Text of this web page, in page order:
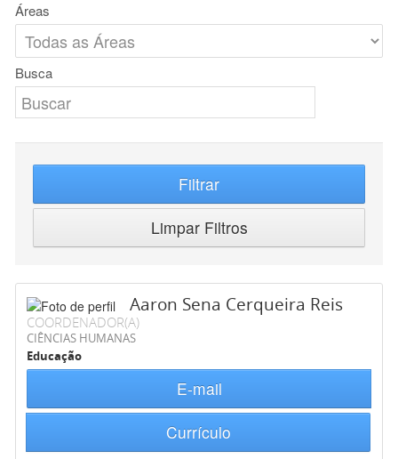
Áreas
Busca
Filtrar
Limpar Filtros
Aaron Sena Cerqueira Reis
COORDENADOR(A)
CIÊNCIAS HUMANAS
Educação
E-mail
Currículo